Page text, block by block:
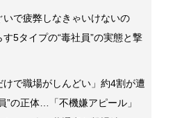
いで疲弊しなきゃいけないの
5タイプの“毒社員”の実態と撃
けで職場がしんどい」約4割が遭
”の正体…「不機嫌アピール」